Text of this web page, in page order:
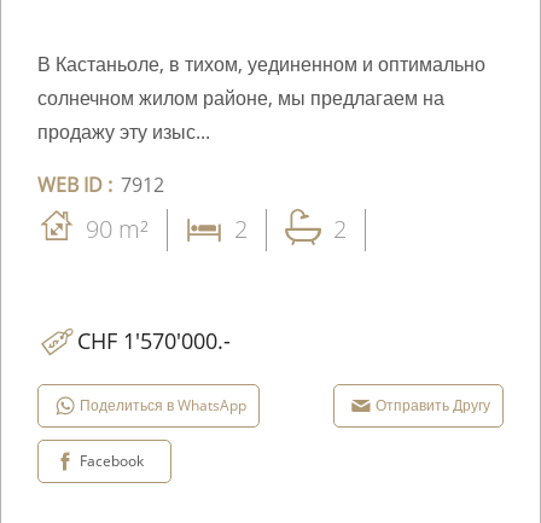
В Кастаньоле, в тихом, уединенном и оптимально
солнечном жилом районе, мы предлагаем на
продажу эту изыс...
WEB ID : 7912
90 m² 2 2
CHF 1'570'000.-
Поделиться в WhatsApp Отправить Другу
Facebook